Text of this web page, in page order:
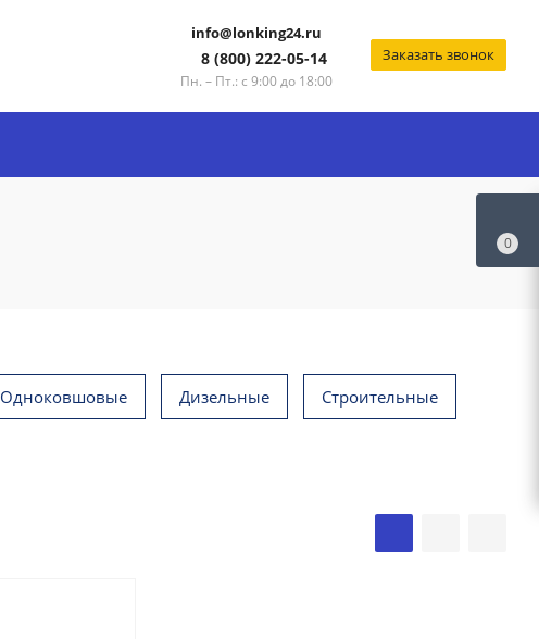
info@lonking24.ru
8 (800) 222-05-14
Пн. – Пт.: с 9:00 до 18:00
Заказать звонок
Одноковшовые Дизельные Строительные
0